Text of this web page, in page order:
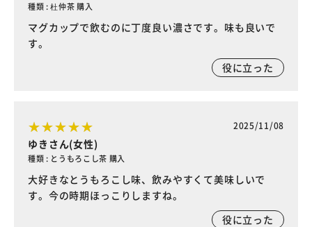
種類 : 杜仲茶 購入
マグカップで飲むのに丁度良い濃さです。味も良いで
す。
役に立った
2025/11/08
ゆきさん(女性)
種類 : とうもろこし茶 購入
大好きなとうもろこし味、飲みやすくて美味しいで
す。今の時期ほっこりしますね。
役に立った